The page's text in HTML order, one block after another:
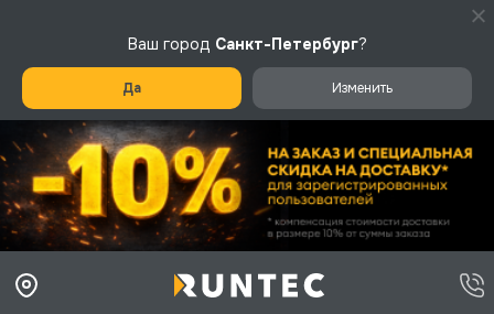
Ваш город Санкт-Петербург?
Да Изменить